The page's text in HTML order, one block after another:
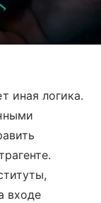
иная логика.
входе